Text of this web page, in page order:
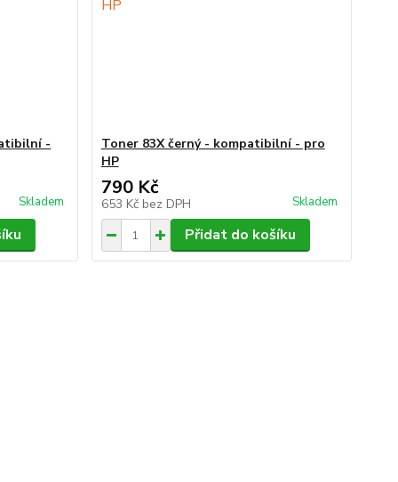
-
Skladem
Toner 83X černý - kompatibilní - pro
HP
790 Kč
653 Kč bez DPH Skladem
Přidat do košíku